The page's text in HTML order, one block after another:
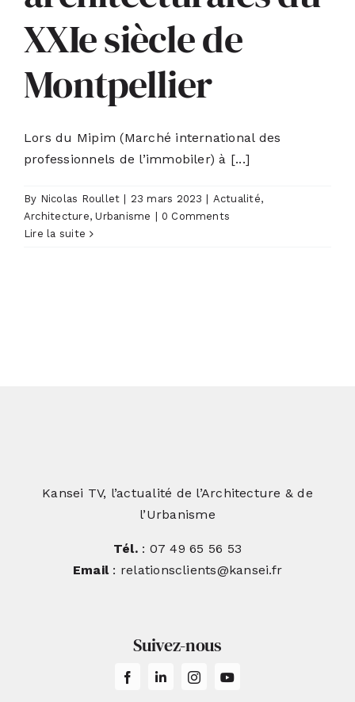
XXIe siècle de
Montpellier
Lors du Mipim (Marché international des
professionnels de l’immobiler) à [...]
By Nicolas Roullet 23 mars 2023 Actualité,
Architecture,Urbanisme
0 Comments
Lire la suite
Kansei TV, l’actualité de l’Architecture & de
l’Urbanisme
Tél.: 07 49 65 56 53
Email: relationsclients@kansei.fr
Suivez-nous
ACTUALITÉS
S’ABONNER
CONTACT